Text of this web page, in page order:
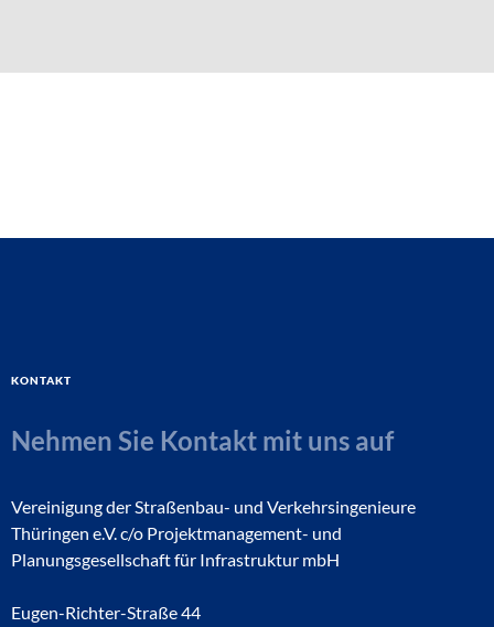
Kontakt
Nehmen Sie Kontakt mit uns auf
Vereinigung der Straßenbau- und Verkehrsingenieure
Thüringen e.V. c/o Projektmanagement- und
Planungsgesellschaft für Infrastruktur mbH
Eugen-Richter-Straße 44